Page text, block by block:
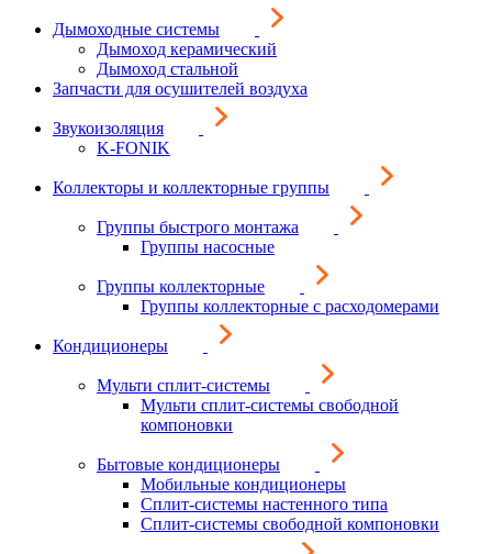
Дымоходные системы
Дымоход керамический
Дымоход стальной
Запчасти для осушителей воздуха
Звукоизоляция
K-FONIK
Коллекторы и коллекторные группы
Группы быстрого монтажа
Группы насосные
Группы коллекторные
Группы коллекторные с расходомерами
Кондиционеры
Мульти сплит-системы
Мульти сплит-системы свободной
компоновки
Бытовые кондиционеры
Мобильные кондиционеры
Сплит-системы настенного типа
Сплит-системы свободной компоновки